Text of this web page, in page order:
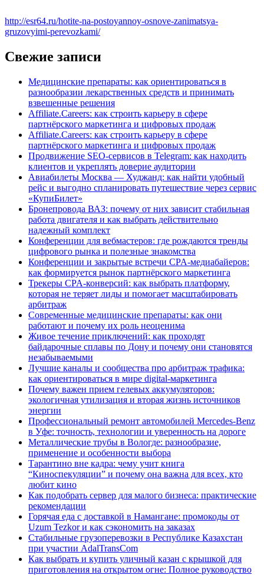
http://esr64.ru/hotite-na-postoyannoy-osnove-zanimatsya-
gruzovyimi-perevozkami/
Свежие записи
Медицинские препараты: как ориентироваться в
разнообразии лекарственных средств и принимать
взвешенные решения
Affiliate.Careers: как строить карьеру в сфере
партнёрского маркетинга и цифровых продаж
Affiliate.Careers: как строить карьеру в сфере
партнёрского маркетинга и цифровых продаж
Продвижение SEO-сервисов в Telegram: как находить
клиентов и укреплять доверие аудитории
Авиабилеты Москва — Худжанд: как найти удобный
рейс и выгодно спланировать путешествие через сервис
«КупиБилет»
Бронепровода ВАЗ: почему от них зависит стабильная
работа двигателя и как выбрать действительно
надежный комплект
Конференции для вебмастеров: где рождаются тренды
цифрового рынка и полезные знакомства
Конференции и закрытые встречи CPA-медиабайеров:
как формируется рынок партнёрского маркетинга
Трекеры CPA-конверсий: как выбрать платформу,
которая не теряет лиды и помогает масштабировать
арбитраж
Современные медицинские препараты: как они
работают и почему их роль неоценима
Живое течение приключений: как проходят
байдарочные сплавы по Дону и почему они становятся
незабываемыми
Лучшие каналы и сообщества про арбитраж трафика:
как ориентироваться в мире digital-маркетинга
Почему важен прием гелевых аккумуляторов:
экологичная утилизация и вторая жизнь источников
энергии
Профессиональный ремонт автомобилей Mercedes-Benz
в Уфе: точность, технологии и уверенность на дороге
Металлические трубы в Вологде: разнообразие,
применение и особенности выбора
Тарантино вне кадра: чему учит книга
“Киноспекуляции” и почему она важна для всех, кто
любит кино
Как подобрать сервер для малого бизнеса: практические
рекомендации
Горячая еда с доставкой в Намангане: промокоды от
Uzum Tezkor и как сэкономить на заказах
Стабильные грузоперевозки в Республике Казахстан
при участии AdalTransCom
Как выбрать и купить уличный казан с крышкой для
приготовления на открытом огне: Полное руководство